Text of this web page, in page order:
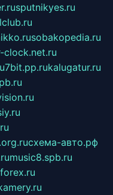
sputnikyes.ru
sobakopedia.ru
clock.net.ru
7bit.pp.rukalugatur.ru
схема-авто.рф
music8.spb.ru